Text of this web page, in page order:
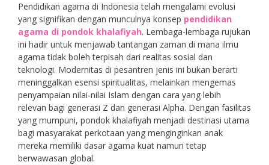
Pendidikan agama di Indonesia telah mengalami evolusi
yang signifikan dengan munculnya konsep pendidikan
agama di pondok khalafiyah. Lembaga-lembaga rujukan
ini hadir untuk menjawab tantangan zaman di mana ilmu
agama tidak boleh terpisah dari realitas sosial dan
teknologi. Modernitas di pesantren jenis ini bukan berarti
meninggalkan esensi spiritualitas, melainkan mengemas
penyampaian nilai-nilai Islam dengan cara yang lebih
relevan bagi generasi Z dan generasi Alpha. Dengan fasilitas
yang mumpuni, pondok khalafiyah menjadi destinasi utama
bagi masyarakat perkotaan yang menginginkan anak
mereka memiliki dasar agama kuat namun tetap
berwawasan global.